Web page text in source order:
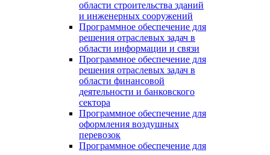
области строительства зданий
и инженерных сооружений
Программное обеспечение для
решения отраслевых задач в
области информации и связи
Программное обеспечение для
решения отраслевых задач в
области финансовой
деятельности и банковского
сектора
Программное обеспечение для
оформления воздушных
перевозок
Программное обеспечение для